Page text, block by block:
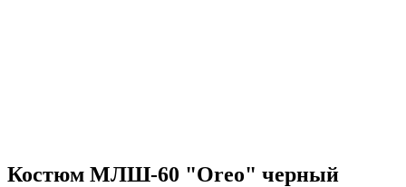
Костюм МЛШ-60 "Oreo" черный